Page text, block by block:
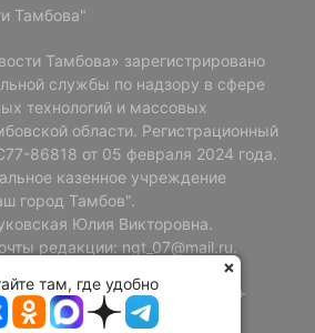
Тамбова"
Тамбова» зарегистрировано
службы по надзору в сфере
технологий и массовых
области. Регистрационный
86818 от 05 февраля 2024 года.
казенное учреждение
город Тамбов".
Юлия Викторовна.
редакции: ngt_07@mail.ru.
(4752) 72-69-37.
содержать материалы 18+
там, где удобно